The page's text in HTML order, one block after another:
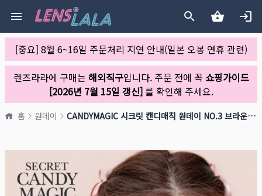
[중요] 8월 6~16일 주문처리 지연 안내(일본 오봉 연휴 관련)
렌즈라라에 구매는 해외직구입니다. 주문 전에 꼭 쇼핑가이드
[2026년 7월 15일 갱신]를 확인해 주세요.
홈 원데이 CANDYMAGIC 시크릿 캔디매직 원데이 NO.3 브라운(1박스 20개들이)